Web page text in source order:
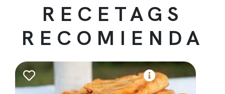
RECETAGS
RECOMIENDA